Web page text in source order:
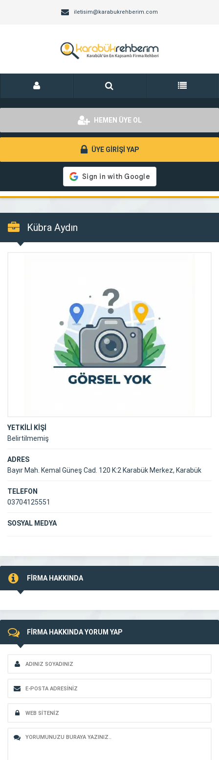
iletisim@karabukrehberim.com
HEMEN ÜYE OL
ÜYE GİRİŞİ YAP
Kübra Aydın
YETKİLİ KİŞİ
Belirtilmemiş
ADRES
Bayır Mah. Kemal Güneş Cad. 120 K:2 Karabük Merkez, Karabük
TELEFON
03704125551
SOSYAL MEDYA
FİRMA HAKKINDA
FİRMA HAKKINDA YORUM YAP